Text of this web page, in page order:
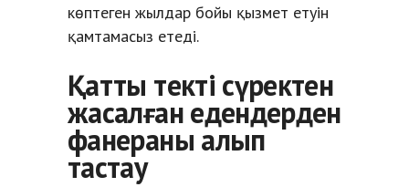
көптеген жылдар бойы қызмет етуін
қамтамасыз етеді.
Қатты текті сүректен
жасалған едендерден
фанераны алып
тастау